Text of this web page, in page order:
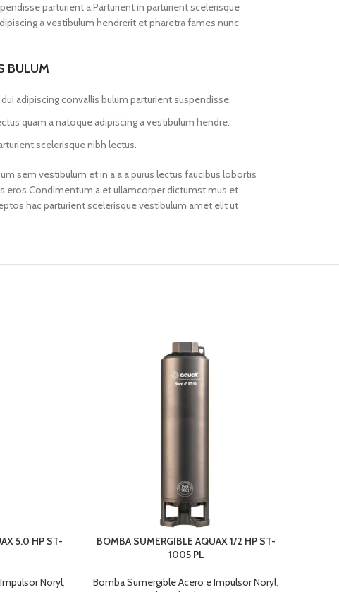
parturient a.Parturient in parturient scelerisque
a vestibulum hendrerit et pharetra fames nunc
BULUM
adipiscing convallis bulum parturient suspendisse.
quam a natoque adipiscing a vestibulum hendre.
scelerisque nibh lectus.
sem vestibulum et in a a a purus lectus faucibus lobortis
eros.Condimentum a et ullamcorper dictumst mus et
hac parturient scelerisque vestibulum amet elit ut
5.0 HP ST-
Noryl,
BOMBA SUMERGIBLE AQUAX 1/2 HP ST-
1005 PL
Bomba Sumergible Acero e Impulsor Noryl,